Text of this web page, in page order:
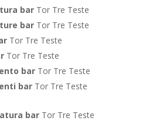
barTor Tre Teste
barTor Tre Teste
Tor Tre Teste
Tor Tre Teste
barTor Tre Teste
barTor Tre Teste
barTor Tre Teste